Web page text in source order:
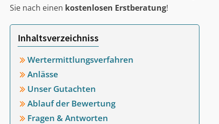
Sie nach einen kostenlosen Erstberatung!
Inhaltsverzeichniss
Wertermittlungsverfahren
Anlässe
Unser Gutachten
Ablauf der Bewertung
Fragen & Antworten